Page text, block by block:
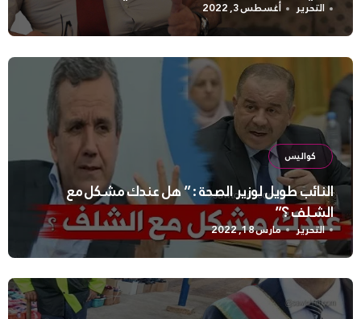
التحرير أغسطس 3, 2022
كواليس
النائب طويل لوزير الصحة : ” هل عندك مشكل مع
الشلف ؟”
التحرير مارس 18, 2022